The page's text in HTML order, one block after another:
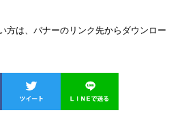
方は、バナーのリンク先からダウンロー